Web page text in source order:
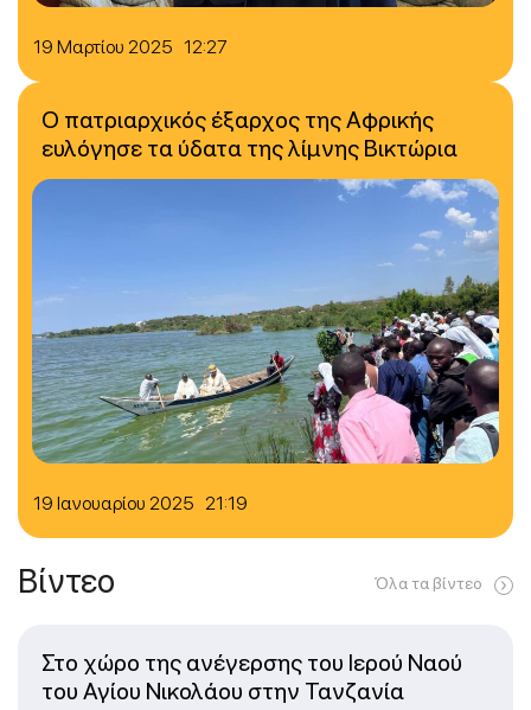
19 Μαρτίου 2025 12:27
19 Ιανουαρίου 2025 21:19
Ο πατριαρχικός έξαρχος της Αφρικής
ευλόγησε τα ύδατα της λίμνης Βικτώρια
Βίντεο Όλα τα βίντεο
Στο χώρο της ανέγερσης του Ιερού Ναού
του Αγίου Νικολάου στην Τανζανία